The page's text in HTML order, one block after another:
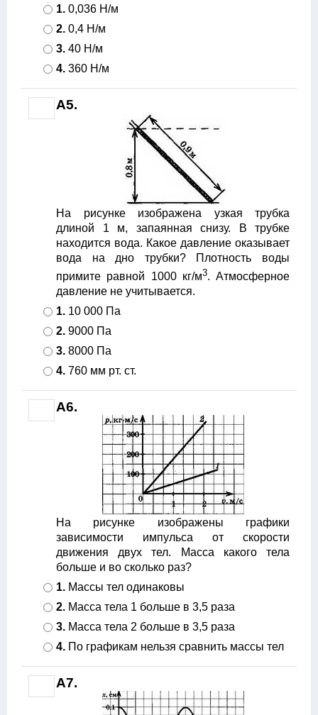
1. 0,036 Н/м
2. 0,4 Н/м
3. 40 Н/м
4. 360 Н/м
A5.
На рисунке изображена узкая трубка
длиной 1 м, запаянная снизу. В трубке
находится вода. Какое давление оказывает
вода на дно трубки? Плотность воды
примите равной 1000 кг/м3. Атмосферное
давление не учитывается.
1. 10 000 Па
2. 9000 Па
3. 8000 Па
4. 760 мм рт. ст.
A6.
На рисунке изображены графики
зависимости импульса от скорости
движения двух тел. Масса какого тела
больше и во сколько раз?
1. Массы тел одинаковы
2. Масса тела 1 больше в 3,5 раза
3. Масса тела 2 больше в 3,5 раза
4. По графикам нельзя сравнить массы тел
A7.